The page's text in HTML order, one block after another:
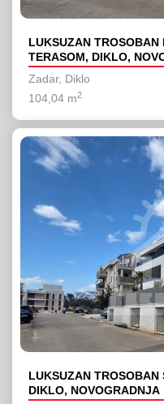
LUKSUZAN TROSOBAN
TERASOM, DIKLO,
Zadar, Diklo
104,04 m2
LUKSUZAN TROSOBAN
DIKLO, NOVOGRADNJA